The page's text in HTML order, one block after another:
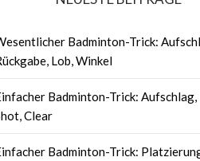
Badminton-Trick:
Lob, Winkel
Badminton-Trick:
Clear
Badminton-Trick: